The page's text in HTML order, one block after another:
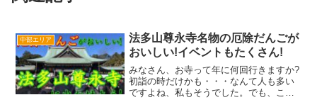
中部エリア
法多山尊永寺名物の厄除だんごが
おいしい!イベントもたくさん!
みなさん、お寺って年に何回行きますか?
初詣の時だけかも・・・なんて人も多い
ですよね、私もそうでした。でも、ここ